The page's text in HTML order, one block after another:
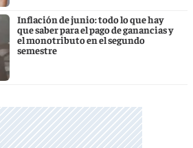
Inflación de junio: todo lo que hay
que saber para el pago de ganancias y
el monotributo en el segundo
semestre